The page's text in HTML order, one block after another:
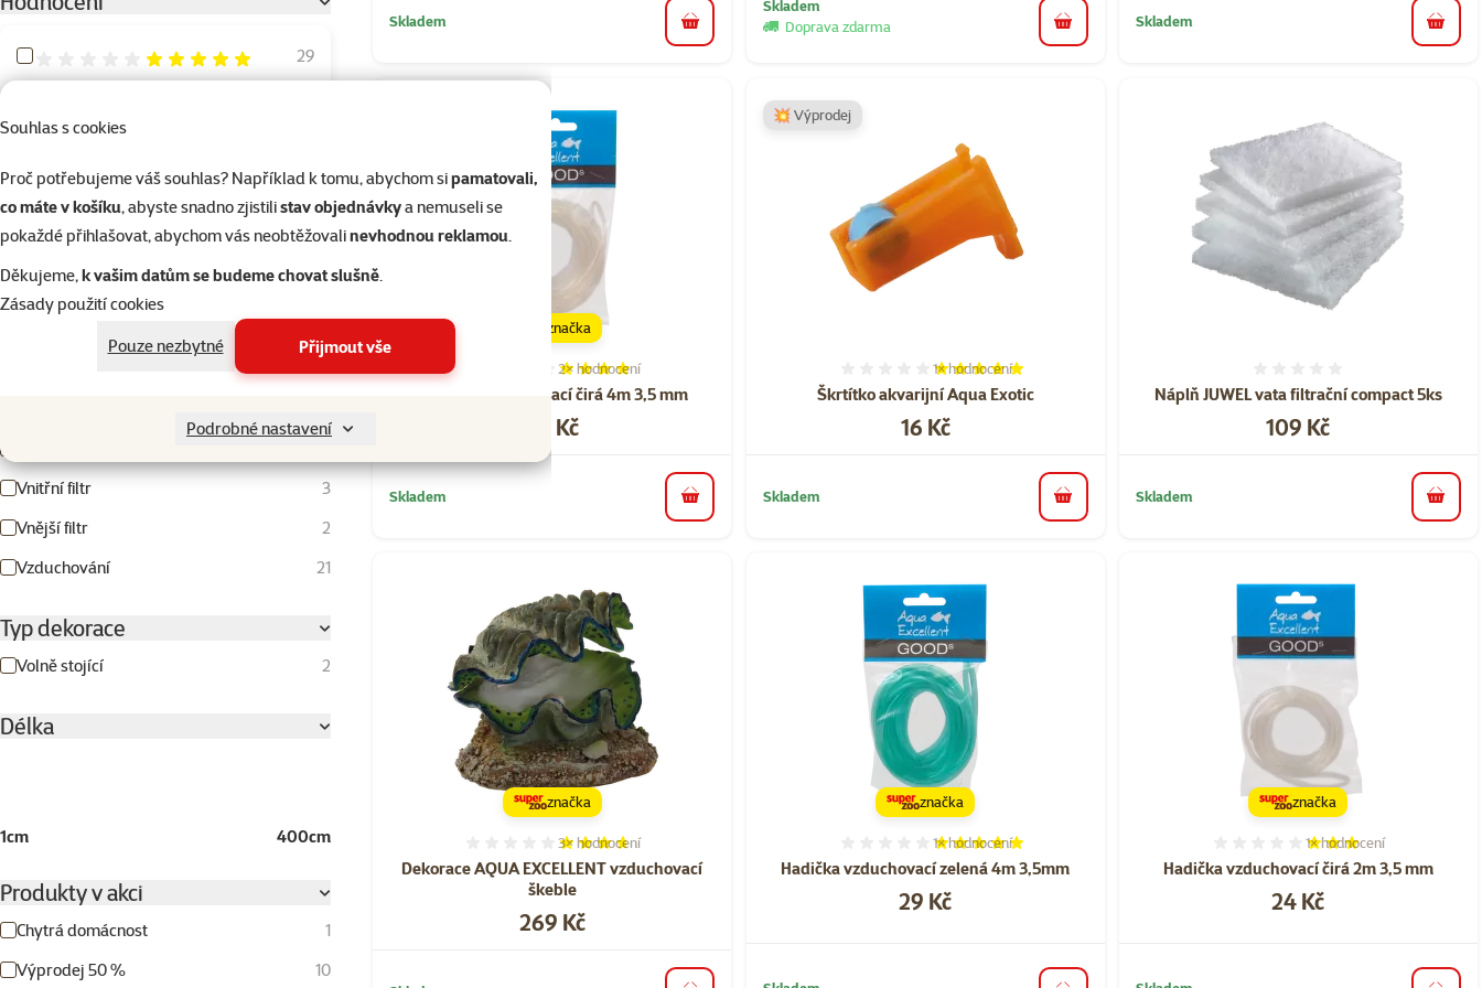
Souhlas s cookies
Proč potřebujeme váš souhlas? Například k tomu, abychom sipamatovali,
co máte v košíku, abyste snadno zjistilistav objednávkya nemuseli se
pokaždé přihlašovat, abychom vás neobtěžovalinevhodnou reklamou.
Děkujeme,k vašim datům se budeme chovat slušně.
Zásady použití cookies
Pouze nezbytné
Přijmout vše
Podrobné nastavení
Hodnocení 100%
29
Hodnocení 40%
0
Hodnocení 20%
0
Typ přístroje
1
Vnitřní filtr
3
Vnější filtr
2
Vzduchování
21
Typ dekorace
Volně stojící 2
Délka
1cm 400cm
Produkty v akci
Chytrá domácnost
1
Výprodej 50 %
10
Skladem do košíku
Skladem
Doprava zdarma
do košíku Skladem do
Hadička vzduchovací čirá 4m 3,5 mm
Hodnocení 80%, počet hodnocení: 2
2× hodnocení
Cena
29 Kč
značka
Skladem do košíku
Škrtítko akvarijní Aqua Exotic
Hodnocení 100%, počet hodnocení: 1
1×hodnocení
Cena
16 Kč
💥 Výprodej
Skladem do košíku
Náplň JUWEL vata filtrační compact 5ks
Cena
109 Kč
Skladem do
Dekorace AQUA EXCELLENT vzduchovací
škeble
Hodnocení 73%, počet hodnocení: 3
3× hodnocení
Cena
269 Kč
značka
Hadička vzduchovací zelená 4m 3,5mm
Hodnocení 100%, počet hodnocení: 1
1×hodnocení
Cena
29 Kč
značka
Hadička vzduchovací čirá 2m 3,5 mm
Hodnocení 60%, počet
1×hodnocení
Cena
24 Kč
značka